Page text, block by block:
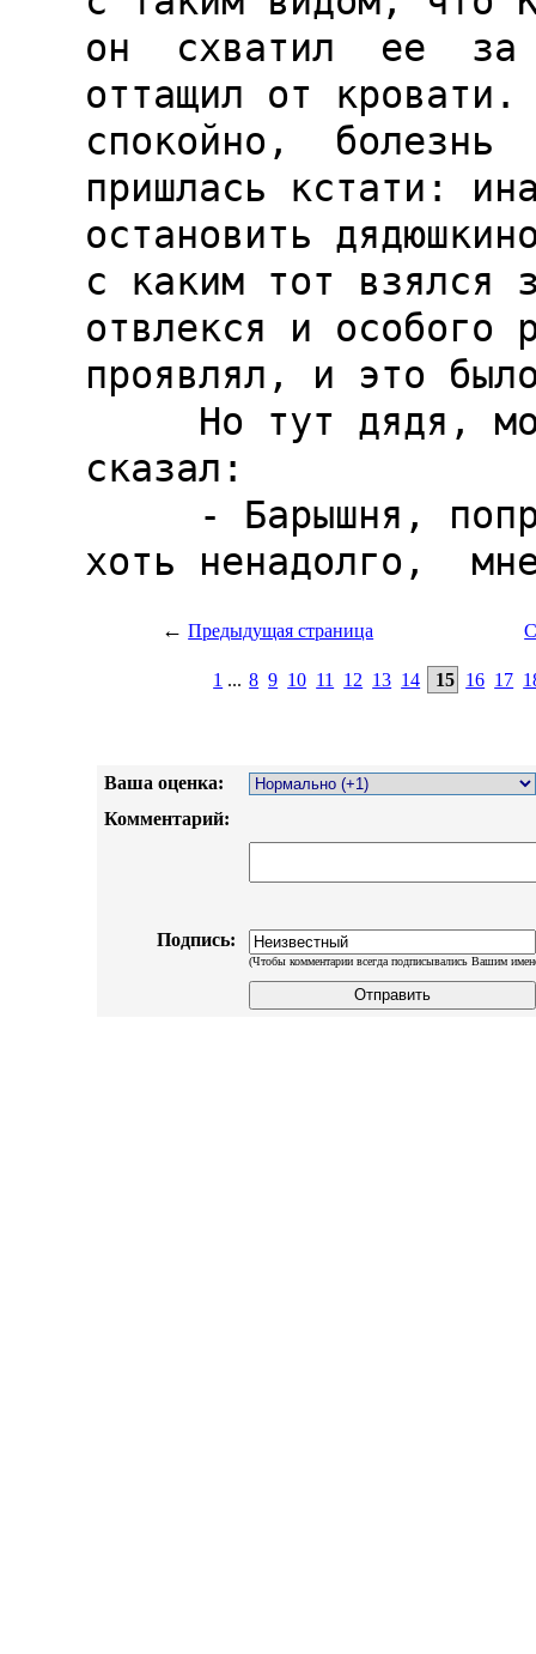
← Предыдущая страница
1 ... 8 9 10 11 12 13 14 15 16 17
Ваша оценка:
Комментарий:
Подпись:
(Чтобы комментарии всегда подписывались Вашим